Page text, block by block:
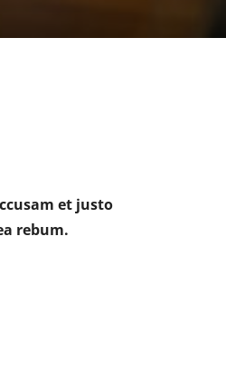
et justo
rebum.